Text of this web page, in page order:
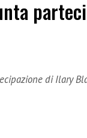
di Ilary